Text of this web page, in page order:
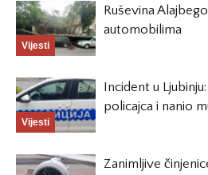
Vijesti
Ruševina
automobilima
Vijesti
Incident u
policajca i nanio
Zanimljive